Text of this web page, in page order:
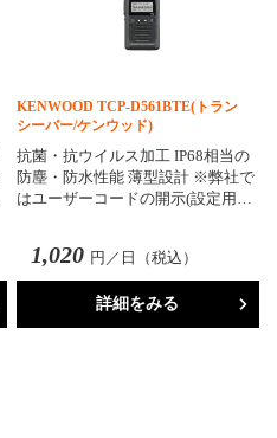
KENWOOD TCP-D561BTE(トラン
シーバー/ケンウッド)
抗菌・抗ウイルス加工 IP68相当の
防塵・防水性能 薄型設計 ※弊社で
はユーザーコードの開示(設定用…
1,020 円／日（税込）
詳細をみる